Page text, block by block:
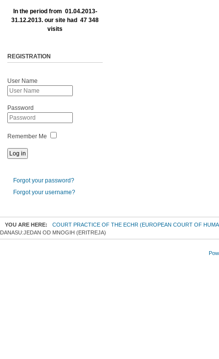
In the period from 01.04.2013-
31.12.2013. our site had 47 348
visits
REGISTRATION
User Name
Password
Remember Me
Forgot your password?
Forgot your username?
YOU ARE HERE:
COURT PRACTICE OF THE ECHR (EUROPEAN COURT OF
DANASU:JEDAN OD MNOGIH (ERITREJA)